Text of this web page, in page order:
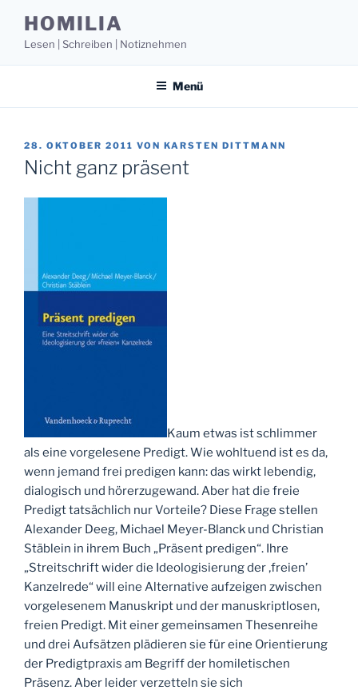
Inhalt
springen
HOMILIA
Lesen | Schreiben | Notiznehmen
Menü
VERÖFFENTLICHT
AM
28. OKTOBER 2011 VON KARSTEN DITTMANN
Nicht ganz präsent
Kaum etwas ist schlimmer
als eine vorgelesene Predigt. Wie wohltuend ist es da,
wenn jemand frei predigen kann: das wirkt lebendig,
dialogisch und hörerzugewand. Aber hat die freie
Predigt tatsächlich nur Vorteile? Diese Frage stellen
Alexander Deeg, Michael Meyer-Blanck und Christian
Stäblein in ihrem Buch „Präsent predigen“. Ihre
„Streitschrift wider die Ideologisierung der ‚freien’
Kanzelrede“ will eine Alternative aufzeigen zwischen
vorgelesenem Manuskript und der manuskriptlosen,
freien Predigt. Mit einer gemeinsamen Thesenreihe
und drei Aufsätzen plädieren sie für eine Orientierung
der Predigtpraxis am Begriff der homiletischen
Präsenz. Aber leider verzetteln sie sich